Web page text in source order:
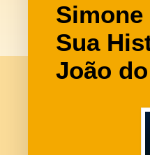
Sua
João